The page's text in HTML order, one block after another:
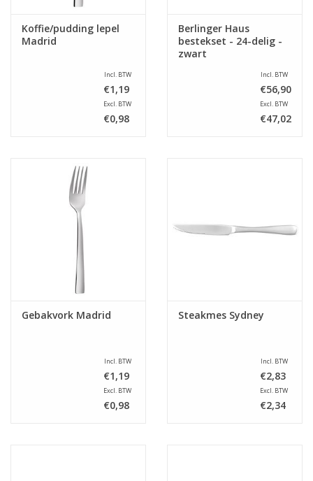
Koffie/pudding lepel
Madrid
Incl. BTW
€1,19
Excl. BTW
€0,98
Berlinger Haus
bestekset - 24-delig -
zwart
Incl. BTW
€56,90
Excl. BTW
€47,02
Gebakvork Madrid
Incl. BTW
€1,19
Excl. BTW
€0,98
Steakmes Sydney
Incl. BTW
€2,83
Excl. BTW
€2,34